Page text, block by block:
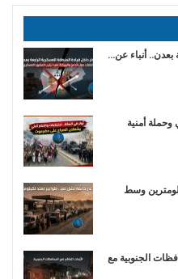
بعدن.. أنباء عن…
وحملة أمنية
وسط
الجنوبية مع